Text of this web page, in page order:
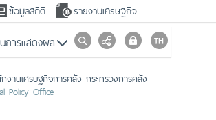
ข้อมูลสถิติ รายงานเศรษฐกิจ
การแสดงผล
งานเศรษฐกิจการคลัง กระทรวงการคลัง
Policy Office